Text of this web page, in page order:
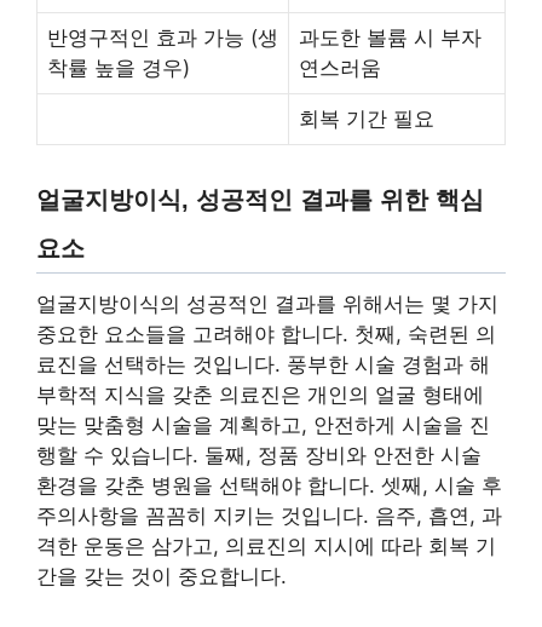
반영구적인 효과 가능 (생
착률 높을 경우)
과도한 볼륨 시 부자
연스러움
회복 기간 필요
얼굴지방이식, 성공적인 결과를 위한 핵심
요소
얼굴지방이식의 성공적인 결과를 위해서는 몇 가지
중요한 요소들을 고려해야 합니다. 첫째, 숙련된 의
료진을 선택하는 것입니다. 풍부한 시술 경험과 해
부학적 지식을 갖춘 의료진은 개인의 얼굴 형태에
맞는 맞춤형 시술을 계획하고, 안전하게 시술을 진
행할 수 있습니다. 둘째, 정품 장비와 안전한 시술
환경을 갖춘 병원을 선택해야 합니다. 셋째, 시술 후
주의사항을 꼼꼼히 지키는 것입니다. 음주, 흡연, 과
격한 운동은 삼가고, 의료진의 지시에 따라 회복 기
간을 갖는 것이 중요합니다.